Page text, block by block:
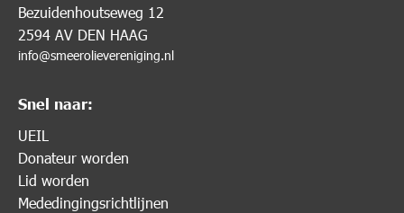
Bezuidenhoutseweg 12
2594 AV DEN HAAG
info@smeerolievereniging.nl
Snel naar:
UEIL
Donateur worden
Lid worden
Mededingingsrichtlijnen